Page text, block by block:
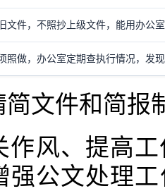
文件，不照抄上级文件，能用办公
照做，办公室定期查执行情况，发
文件和简报
作风、提高
强公文处理